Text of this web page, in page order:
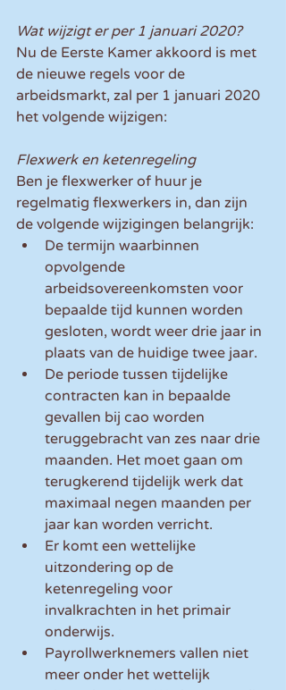
Wat wijzigt er per 1 januari 2020?
Nu de Eerste Kamer akkoord is met
de nieuwe regels voor de
arbeidsmarkt, zal per 1 januari 2020
het volgende wijzigen:
Flexwerk en ketenregeling
Ben je flexwerker of huur je
regelmatig flexwerkers in, dan zijn
de volgende wijzigingen belangrijk:
De termijn waarbinnen
opvolgende
arbeidsovereenkomsten voor
bepaalde tijd kunnen worden
gesloten, wordt weer drie jaar in
plaats van de huidige twee jaar.
De periode tussen tijdelijke
contracten kan in bepaalde
gevallen bij cao worden
teruggebracht van zes naar drie
maanden. Het moet gaan om
terugkerend tijdelijk werk dat
maximaal negen maanden per
jaar kan worden verricht.
Er komt een wettelijke
uitzondering op de
ketenregeling voor
invalkrachten in het primair
onderwijs.
Payrollwerknemers vallen niet
meer onder het wettelijk